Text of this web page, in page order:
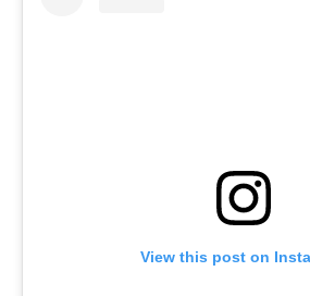
View this post on